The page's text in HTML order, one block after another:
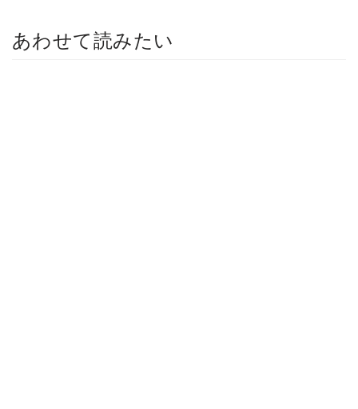
あわせて読みたい